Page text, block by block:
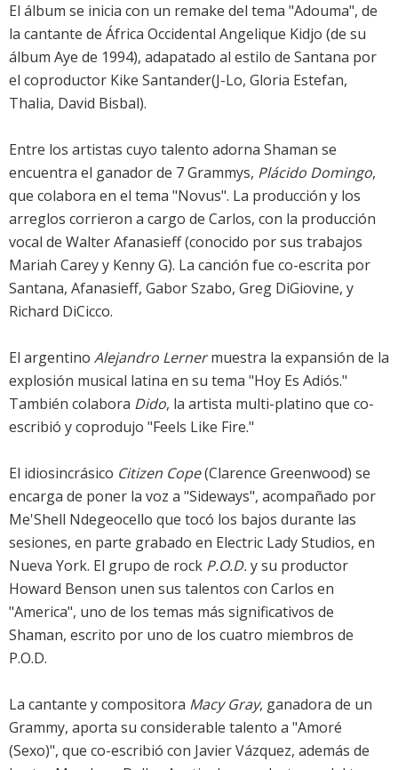
El álbum se inicia con un remake del tema "Adouma", de
la cantante de África Occidental Angelique Kidjo (de su
álbum Aye de 1994), adapatado al estilo de Santana por
el coproductor Kike Santander(J-Lo, Gloria Estefan,
Thalia, David Bisbal).
Entre los artistas cuyo talento adorna Shaman se
encuentra el ganador de 7 Grammys, Plácido Domingo,
que colabora en el tema "Novus". La producción y los
arreglos corrieron a cargo de Carlos, con la producción
vocal de Walter Afanasieff (conocido por sus trabajos
Mariah Carey y Kenny G). La canción fue co-escrita por
Santana, Afanasieff, Gabor Szabo, Greg DiGiovine, y
Richard DiCicco.
El argentino Alejandro Lernermuestra la expansión de la
explosión musical latina en su tema "Hoy Es Adiós."
También colabora Dido, la artista multi-platino que co-
escribió y coprodujo "Feels Like Fire."
El idiosincrásico Citizen Cope(Clarence Greenwood) se
encarga de poner la voz a "Sideways", acompañado por
Me'Shell Ndegeocello que tocó los bajos durante las
sesiones, en parte grabado en Electric Lady Studios, en
Nueva York. El grupo de rock P.O.D.y su productor
Howard Benson unen sus talentos con Carlos en
"America", uno de los temas más significativos de
Shaman, escrito por uno de los cuatro miembros de
P.O.D.
La cantante y compositora Macy Gray, ganadora de un
Grammy, aporta su considerable talento a "Amoré
(Sexo)", que co-escribió con Javier Vázquez, además de